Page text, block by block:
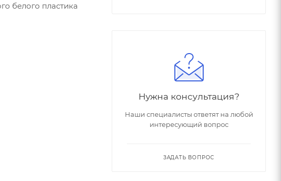
белого пластика
Нужна консультация?
Наши специалисты ответят на любой
интересующий вопрос
ЗАДАТЬ ВОПРОС